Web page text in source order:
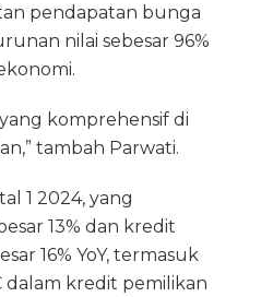
pendapatan bunga
nilai sebesar 96%
komprehensif di
tambah Parwati.
1 2024, yang
13% dan kredit
16% YoY, termasuk
dalam kredit pemilikan